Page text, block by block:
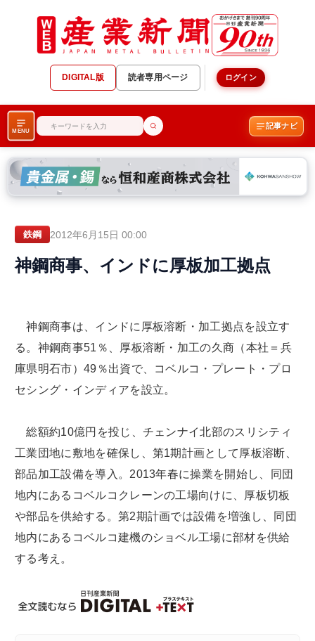
DIGITAL版 読者専用ページ ログイン
MENU
記事ナビ
鉄鋼 2012年6月15日 00:00
神鋼商事、インドに厚板加工拠点
神鋼商事は、インドに厚板溶断・加工拠点を設立す
る。神鋼商事51％、厚板溶断・加工の久商（本社＝兵
庫県明石市）49％出資で、コベルコ・プレート・プロ
セシング・インディアを設立。
総額約10億円を投じ、チェンナイ北部のスリシティ
工業団地に敷地を確保し、第1期計画として厚板溶断、
部品加工設備を導入。2013年春に操業を開始し、同団
地内にあるコベルコクレーンの工場向けに、厚板切板
や部品を供給する。第2期計画では設備を増強し、同団
地内にあるコベルコ建機のショベル工場に部材を供給
する考え。